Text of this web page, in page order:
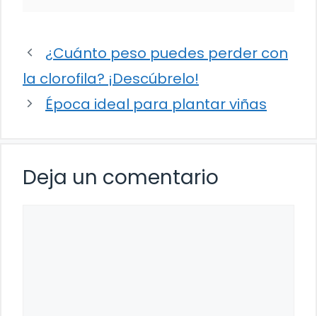
¿Cuánto peso puedes perder con
la clorofila? ¡Descúbrelo!
Época ideal para plantar viñas
Deja un comentario